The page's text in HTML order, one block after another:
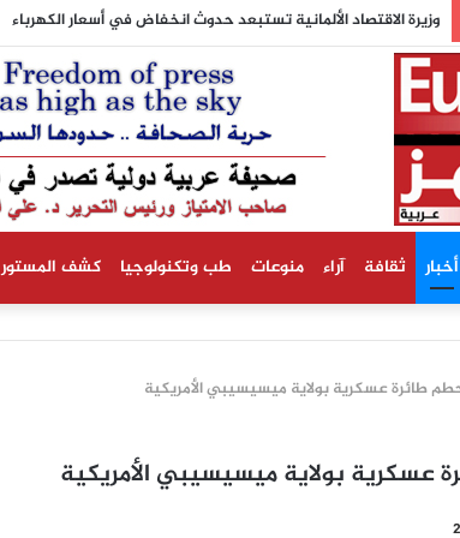
وزيرة الاقتصاد الألمانية تستبعد حدوث انخفاض في أسعار الكهرباء
أخبار ثقافة آراء منوعات طب وتكنولوجيا كشف المستور